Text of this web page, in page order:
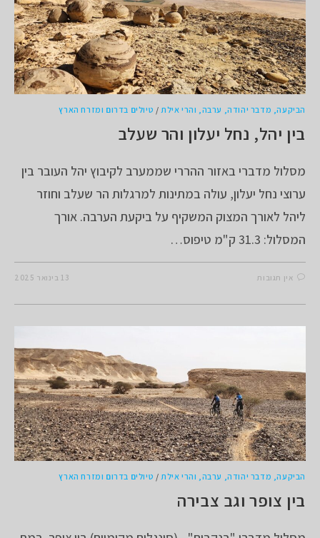
הביקעה, מדבר יהודה, ערבה, והרי אילת / טיולים בדרום ומזרח הארץ
בין יהל, נחל יעלון והר שעלב
מסלול מדברי באזור ההררי שממערב לקיבוץ יהל העובר בין
ערוצי נחל יעלון, עולה במתינות למרגלות הר שעלב וחוזר
ליהל לאורך המצוק המשקיף על ביקעת הערבה. אורך
המסלול: 31.3 ק"מ טיפוס…
אין תגובות 13 בינואר 2025
הביקעה, מדבר יהודה, ערבה, והרי אילת / טיולים בדרום ומזרח הארץ
בין צופר וגב צבירה